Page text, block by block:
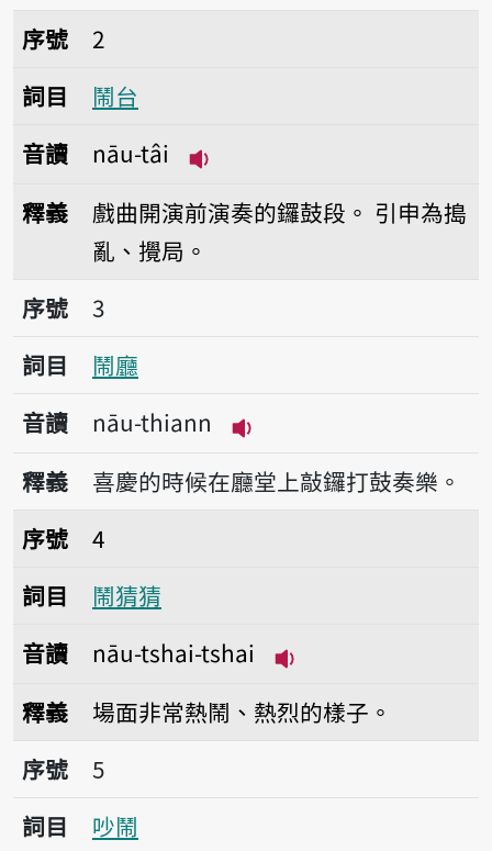
序號2鬧台
序號
2
詞目
鬧台
音讀
nāu-tâi
釋義 戲曲開演前演奏的鑼鼓段。 引申為搗
亂、攪局。
序號3鬧廳
序號
3
詞目
鬧廳
音讀
nāu-thiann
播放音讀nāu-thiann
釋義
喜慶的時候在廳堂上敲鑼打鼓奏樂。
序號4鬧猜猜
序號
4
詞目
鬧猜猜
音讀
nāu-tshai-tshai
釋義
場面非常熱鬧、熱烈的樣子。
序號5吵鬧
序號
5
詞目
吵鬧